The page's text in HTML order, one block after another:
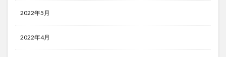
2022年5月
2022年4月